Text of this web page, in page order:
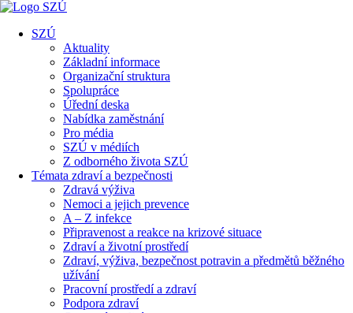
SZÚ
Aktuality
Základní informace
Organizační struktura
Spolupráce
Úřední deska
Nabídka zaměstnání
Pro média
SZÚ v médiích
Z odborného života SZÚ
Témata zdraví a bezpečnosti
Zdravá výživa
Nemoci a jejich prevence
A – Z infekce
Připravenost a reakce na krizové situace
Zdraví a životní prostředí
Zdraví, výživa, bezpečnost potravin a předmětů běžného
užívání
Pracovní prostředí a zdraví
Podpora zdraví